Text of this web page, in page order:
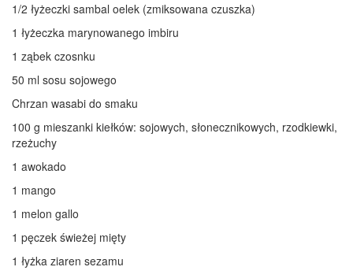
1/2 łyżeczki sambal oelek (zmiksowana czuszka)
1 łyżeczka marynowanego imbiru
1 ząbek czosnku
50 ml sosu sojowego
Chrzan wasabi do smaku
100 g mieszanki kiełków: sojowych, słonecznikowych, rzodkiewki,
rzeżuchy
1 awokado
1 mango
1 melon gallo
1 pęczek świeżej mięty
1 łyżka ziaren sezamu